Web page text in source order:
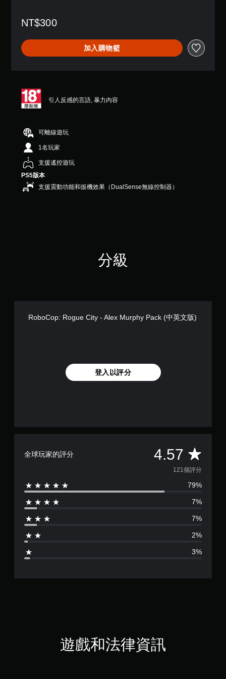
分
4
.
（
滿
顆
星
）
，
共
1
2
NT$300
加入購物籃
引人反感的言語, 暴力內容
可離線遊玩
1名玩家
支援遙控遊玩
PS5版本
支援震動功能和扳機效果（DualSense無線控制器）
分級
RoboCop: Rogue City - Alex Murphy Pack (中英文版)
登入以評分
全球玩家的評分 4.57 平
均
評
分
4
5
121個評分
79%
7%
7%
2%
3%
遊戲和法律資訊